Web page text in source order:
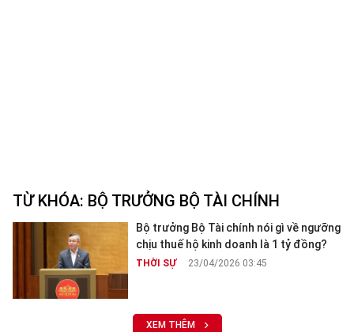
TỪ KHÓA: BỘ TRƯỞNG BỘ TÀI CHÍNH
Bộ trưởng Bộ Tài chính nói gì về ngưỡng
chịu thuế hộ kinh doanh là 1 tỷ đồng?
THỜI SỰ 23/04/2026 03:45
XEM THÊM